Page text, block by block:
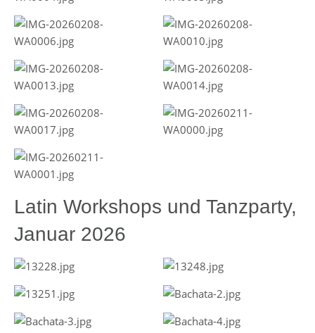
Latin Workshops und Tanzparty,
Januar 2026